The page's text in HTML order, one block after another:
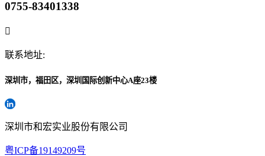
0755-83401338
联系地址:
深圳市，福田区，深圳国际创新中心A座23楼
深圳市和宏实业股份有限公司
粤ICP备19149209号